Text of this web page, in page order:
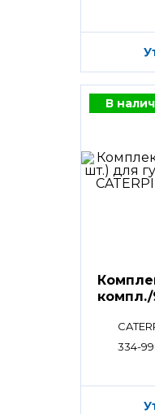
В
334-